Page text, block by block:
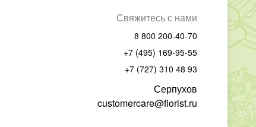
Свяжитесь с нами
8 800 200-40-70
+7 (495) 169-95-55
+7 (727) 310 48 93
Серпухов
customercare@florist.ru